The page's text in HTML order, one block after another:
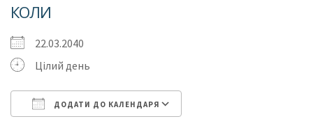
КОЛИ
22.03.2040
Цілий день
ДОДАТИ ДО КАЛЕНДАРЯ